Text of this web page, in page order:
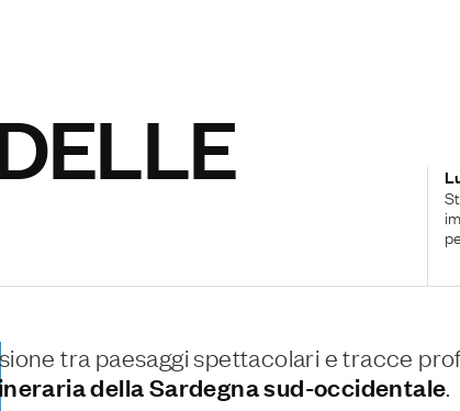
tra paesaggi spettacolari e tracce
della Sardegna sud-occidentale